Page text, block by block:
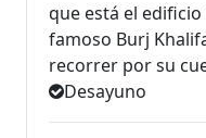
que está el
famoso Burj
recorrer por su
Desayuno